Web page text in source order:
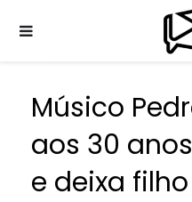
Músico
aos 30
e deixa